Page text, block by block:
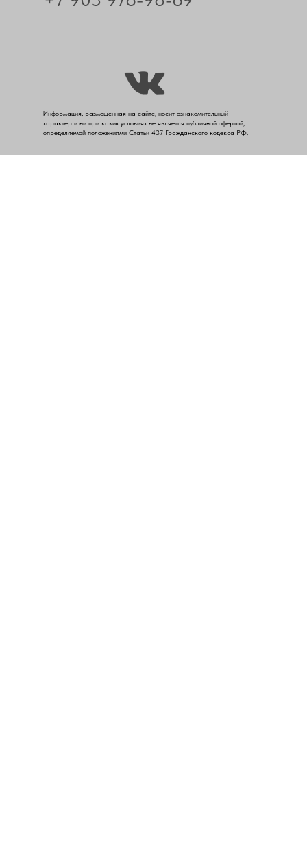
Информация, размещенная на сайте, носит ознакомительный
характер и ни при каких условиях не является публичной офертой,
определяемой положениями Статьи 437 Гражданского кодекса РФ.